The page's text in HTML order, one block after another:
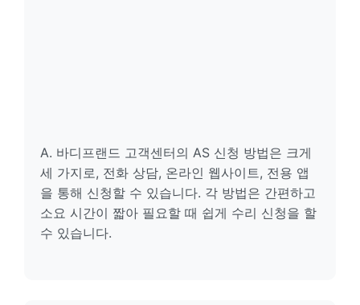
A. 바디프랜드 고객센터의 AS 신청 방법은 크게
세 가지로, 전화 상담, 온라인 웹사이트, 전용 앱
을 통해 신청할 수 있습니다. 각 방법은 간편하고
소요 시간이 짧아 필요할 때 쉽게 수리 신청을 할
수 있습니다.